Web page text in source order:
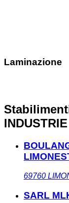
Laminazione
69760
SARL